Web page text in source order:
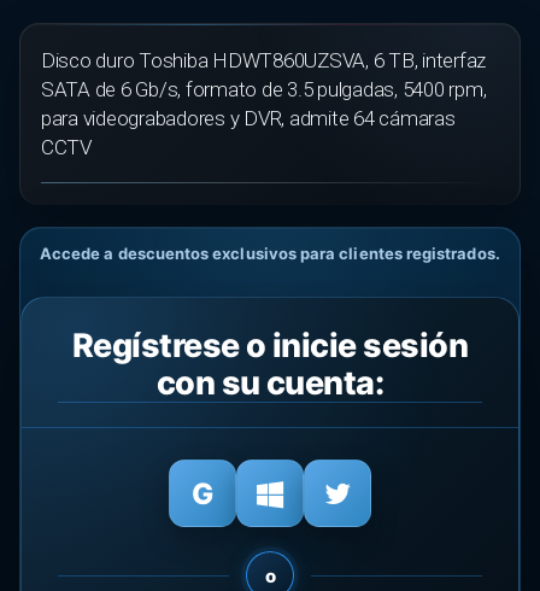
Disco duro Toshiba HDWT860UZSVA, 6 TB, interfaz
SATA de 6 Gb/s, formato de 3.5 pulgadas, 5400 rpm,
para videograbadores y DVR, admite 64 cámaras
CCTV
Accede a descuentos exclusivos para clientes registrados.
Regístrese o inicie sesión
con su cuenta:
o